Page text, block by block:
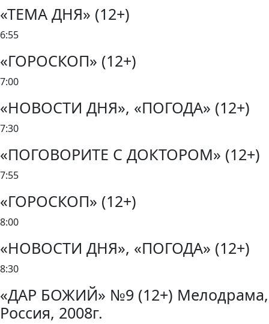
«ТЕМА ДНЯ» (12+)
6:55
«ГОРОСКОП» (12+)
7:00
«НОВОСТИ ДНЯ», «ПОГОДА» (12+)
7:30
«ПОГОВОРИТЕ С ДОКТОРОМ» (12+)
7:55
«ГОРОСКОП» (12+)
8:00
«НОВОСТИ ДНЯ», «ПОГОДА» (12+)
8:30
«ДАР БОЖИЙ» №9 (12+) Мелодрама,
Россия, 2008г.